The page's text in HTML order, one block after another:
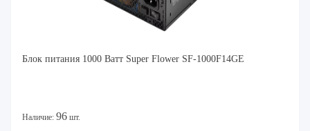
Блок питания 1000 Ватт Super Flower SF-1000F14GE
Наличие: 96 шт.